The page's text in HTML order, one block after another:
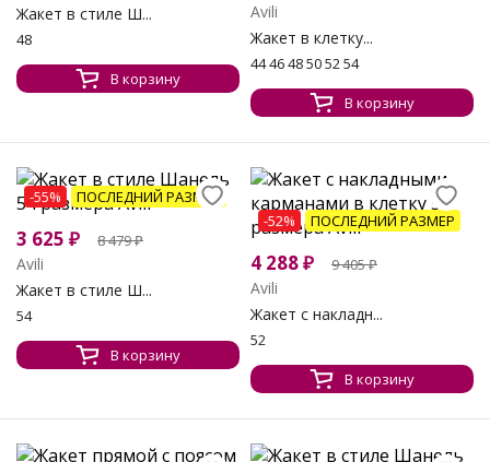
Жакет в стиле Ш...
48
В корзину
Avili
Жакет в клетку...
44 46 48 50 52 54
В корзину
-55% ПОСЛЕДНИЙ РАЗМЕР
3 625 ₽ 8 479₽
Avili
Жакет в стиле Ш...
54
В корзину
-52% ПОСЛЕДНИЙ РАЗМЕР
4 288₽ 9 405₽
Avili
Жакет с накладн...
52
В корзину